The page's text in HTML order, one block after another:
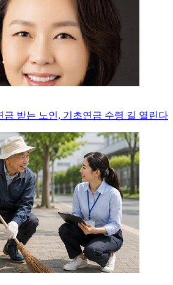
금 받는 노인, 기초연금 수령 길 열린다